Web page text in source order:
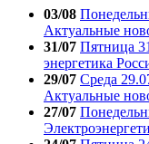
03/08
Актуальные
31/07 Пятница
энергетика
29/07 Среда
Актуальные
27/07